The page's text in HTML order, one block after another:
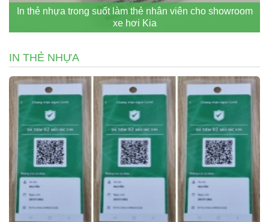
In thẻ nhựa trong suốt làm thẻ nhân viên cho showroom
xe hơi Kia
IN THẺ NHỰA